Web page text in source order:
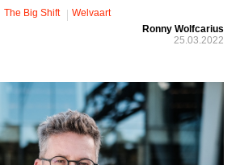
The Big Shift
Welvaart
Ronny Wolfcarius
25.03.2022